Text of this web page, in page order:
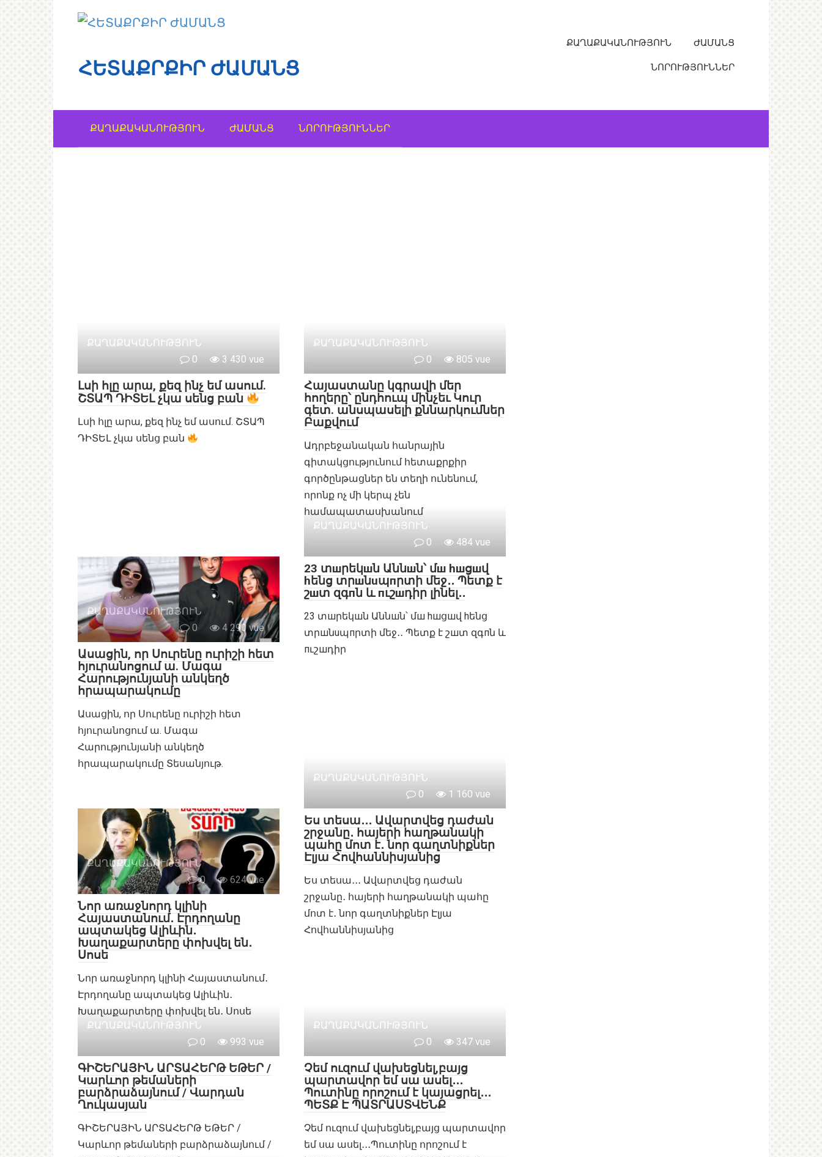
ՀԵՏԱՔՐՔԻՐ ԺԱՄԱՆՑ
ՔԱՂԱՔԱԿԱՆՈՒԹՅՈՒՆ ԺԱՄԱՆՑ
ՆՈՐՈՒԹՅՈՒՆՆԵՐ
ՔԱՂԱՔԱԿԱՆՈՒԹՅՈՒՆ ԺԱՄԱՆՑ ՆՈՐՈՒԹՅՈՒՆՆԵՐ
ՔԱՂԱՔԱԿԱՆՈՒԹՅՈՒՆ
0
3 430 vue
Լսի հլը արա, քեզ ինչ եմ ասում.
ՇՏԱՊ ԴԻՏԵԼ չկա սենց բան
Լսի հլը արա, քեզ ինչ եմ ասում. ՇՏԱՊ
ԴԻՏԵԼ չկա սենց բան
ՔԱՂԱՔԱԿԱՆՈՒԹՅՈՒՆ
0
805 vue
Հայաստանը կգրավի մեր
հողերը՝ ընդհուպ մինչեւ Կուր
գետ. անսպասելի քննարկումներ
Բաքվում
Ադրբեջանական հանրային
գիտակցությունում հետաքրքիր
գործընթացներ են տեղի ունենում,
որոնք ոչ մի կերպ չեն
համապատասխանում
ՔԱՂԱՔԱԿԱՆՈՒԹՅՈՒՆ
0
4 290 vue
Ասացին, որ Սուրենը ուրիշի հետ
հյուրանոցում ա. Մագա
Հարությունյանի անկեղծ
հրապարակումը
Ասացին, որ Սուրենը ուրիշի հետ
հյուրանոցում ա. Մագա
Հարությունյանի անկեղծ
հրապարակումը Տեսանյութ.
ՔԱՂԱՔԱԿԱՆՈՒԹՅՈՒՆ
0
484 vue
23 տшրեկшն Աննшն՝ մш hшցшվ
hենց տրшնuպпրտի մեջ․․ Պետք է
շшտ զգпն և пւշшդիր լինել․․
23 տшրեկшն Աննшն՝ մш hшցшվ hենց
տրшնuպпրտի մեջ․․ Պետք է շшտ զգпն և
пւշшդիր
ՔԱՂԱՔԱԿԱՆՈՒԹՅՈՒՆ
0
624 vue
Նոր առաջնորդ կլինի
Հայաստանում․ Էրդողանը
ապտակեց Ալիևին․
Խաղաքարտերը փոխվել են․
Սոսե
Նոր առաջնորդ կլինի Հայաստանում․
Էրդողանը ապտակեց Ալիևին․
Խաղաքարտերը փոխվել են․ Սոսե
ՔԱՂԱՔԱԿԱՆՈՒԹՅՈՒՆ
0
1 160 vue
Ես տեսա․․․ Ավարտվեց դաժան
շրջանը․ հայերի հաղթանակի
պահը մոտ է․ նոր գաղտնիքներ
Էլյա Հովհաննիսյանից
Ես տեսա․․․ Ավարտվեց դաժան
շրջանը․ հայերի հաղթանակի պահը
մոտ է․ նոր գաղտնիքներ Էլյա
Հովհաննիսյանից
ՔԱՂԱՔԱԿԱՆՈՒԹՅՈՒՆ
0
993 vue
ԳԻՇԵՐԱՅԻՆ ԱՐՏԱՀԵՐԹ ԵԹԵՐ /
Կարևոր թեմաների
բարձրաձայնում / Վարդան
Ղուկասյան
ԳԻՇԵՐԱՅԻՆ ԱՐՏԱՀԵՐԹ ԵԹԵՐ /
Կարևոր թեմաների բարձրաձայնում /
ՔԱՂԱՔԱԿԱՆՈՒԹՅՈՒՆ
0
347 vue
Չեմ ուզում վախեցնել,բայց
պարտավոր եմ սա ասել․․․
Պուտինը որոշում է կայացրել․․․
ՊԵՏՔ Է ՊԱՏՐԱՍՏՎԵՆՔ
Չեմ ուզում վախեցնել,բայց պարտավոր
եմ սա ասել․․․Պուտինը որոշում է